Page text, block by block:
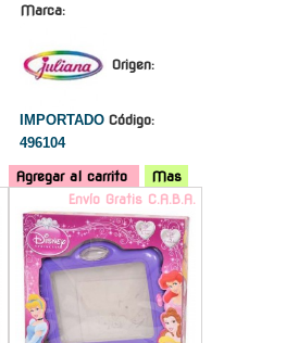
Marca:
Origen:
IMPORTADO Código:
496104
Agregar al carrito
Mas
Envío Gratis C.A.B.A.